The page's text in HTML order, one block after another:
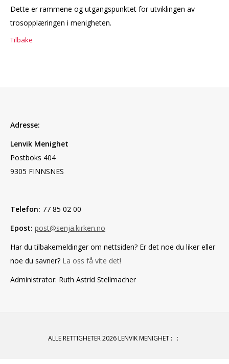
Dette er rammene og utgangspunktet for utviklingen av
trosopplæringen i menigheten.
Tilbake
Adresse:
Lenvik Menighet
Postboks 404
9305 FINNSNES
Telefon: 77 85 02 00
Epost: post@senja.kirken.no
Har du tilbakemeldinger om nettsiden? Er det noe du liker eller
noe du savner? La oss få vite det!
Administrator: Ruth Astrid Stellmacher
ALLE RETTIGHETER 2026 LENVIK MENIGHET: :